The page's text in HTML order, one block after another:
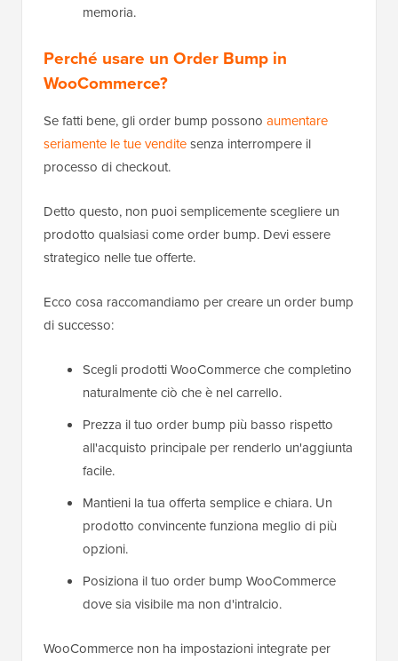
memoria.
Perché usare un Order Bump in
WooCommerce?
Se fatti bene, gli order bump possono aumentare
seriamente le tue venditesenza interrompere il
processo di checkout.
Detto questo, non puoi semplicemente scegliere un
prodotto qualsiasi come order bump. Devi essere
strategico nelle tue offerte.
Ecco cosa raccomandiamo per creare un order bump
di successo:
Scegli prodotti WooCommerce che completino
naturalmente ciò che è nel carrello.
Prezza il tuo order bump più basso rispetto
all'acquisto principale per renderlo un'aggiunta
facile.
Mantieni la tua offerta semplice e chiara. Un
prodotto convincente funziona meglio di più
opzioni.
Posiziona il tuo order bump WooCommerce
dove sia visibile ma non d'intralcio.
WooCommerce non ha impostazioni integrate per